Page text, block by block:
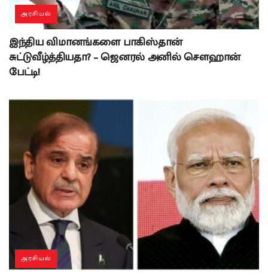
அரசியல்
இந்திய விமானங்களை பாகிஸ்தான்
சுட்டுவீழ்த்தியதா? – ஜெனரல் அனில் சௌஹான்
பேட்டி!
அரசியல்